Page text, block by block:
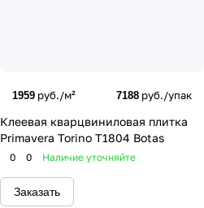
1959 руб./м² 7188 руб./упак
Клеевая кварцвиниловая плитка
Primavera Torino T1804 Botas
0 0 Наличие уточняйте
Заказать